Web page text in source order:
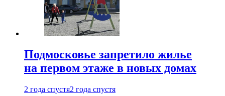
Подмосковье запретило жилье
на первом этаже в новых домах
2 года спустя2 года спустя